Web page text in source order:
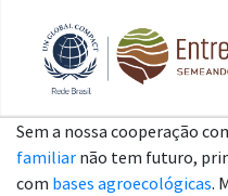
Sem a nossa cooperação
familiar não tem futuro,
com bases agroecológicas.